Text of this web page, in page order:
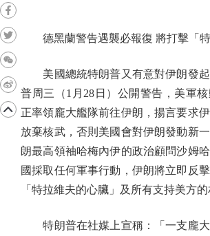
德黑蘭警告遇襲必報復 將打擊「特
美國總統特朗普又有意對伊朗發起
普周三（1月28日）公開警告，美軍
正率領龐大艦隊前往伊朗，揚言要求
放棄核武，否則美國會對伊朗發動新
朗最高領袖哈梅內伊的政治顧問沙姆
國採取任何軍事行動，伊朗將立即反
「特拉維夫的心臟」及所有支持美方的
特朗普在社媒上宣稱：「一支龐大